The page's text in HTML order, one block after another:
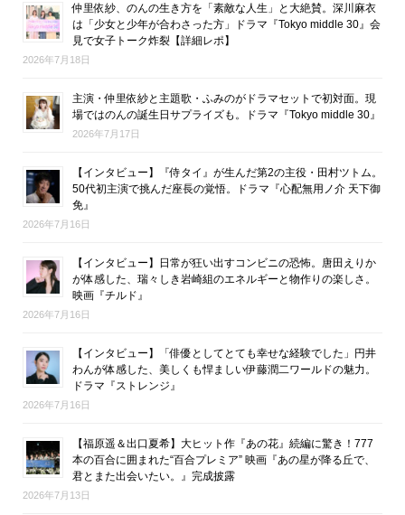
仲里依紗、のんの生き方を「素敵な人生」と大絶賛。深川麻衣
は「少女と少年が合わさった方」ドラマ『Tokyo middle 30』会
見で女子トーク炸裂【詳細レポ】
2026年7月18日
主演・仲里依紗と主題歌・ふみのがドラマセットで初対面。現
場ではのんの誕生日サプライズも。ドラマ『Tokyo middle 30』
2026年7月17日
【インタビュー】『侍タイ』が生んだ第2の主役・田村ツトム。
50代初主演で挑んだ座長の覚悟。ドラマ『心配無用ノ介 天下御
免』
2026年7月16日
【インタビュー】日常が狂い出すコンビニの恐怖。唐田えりか
が体感した、瑞々しき岩崎組のエネルギーと物作りの楽しさ。
映画『チルド』
2026年7月16日
【インタビュー】「俳優としてとても幸せな経験でした」円井
わんが体感した、美しくも悍ましい伊藤潤二ワールドの魅力。
ドラマ『ストレンジ』
2026年7月16日
【福原遥＆出口夏希】大ヒット作『あの花』続編に驚き！777
本の百合に囲まれた“百合プレミア” 映画『あの星が降る丘で、
君とまた出会いたい。』完成披露
2026年7月13日